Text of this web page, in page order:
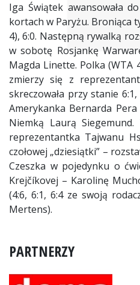
Iga Świątek awansowała
kortach w Paryżu. Broniąca
4), 6:0. Następną rywalką
w sobotę Rosjankę
Magda Linette. Polka (WTA
zmierzy się z
skreczowała przy stanie
Amerykanka Bernarda
Niemką Laurą
reprezentantka Tajwanu
czołowej „dziesiątki” –
Czeszka w pojedynku o
Krejčíkovej – Karolinę
(4:6, 6:1, 6:4 ze swoją
Mertens).
PARTNERZY